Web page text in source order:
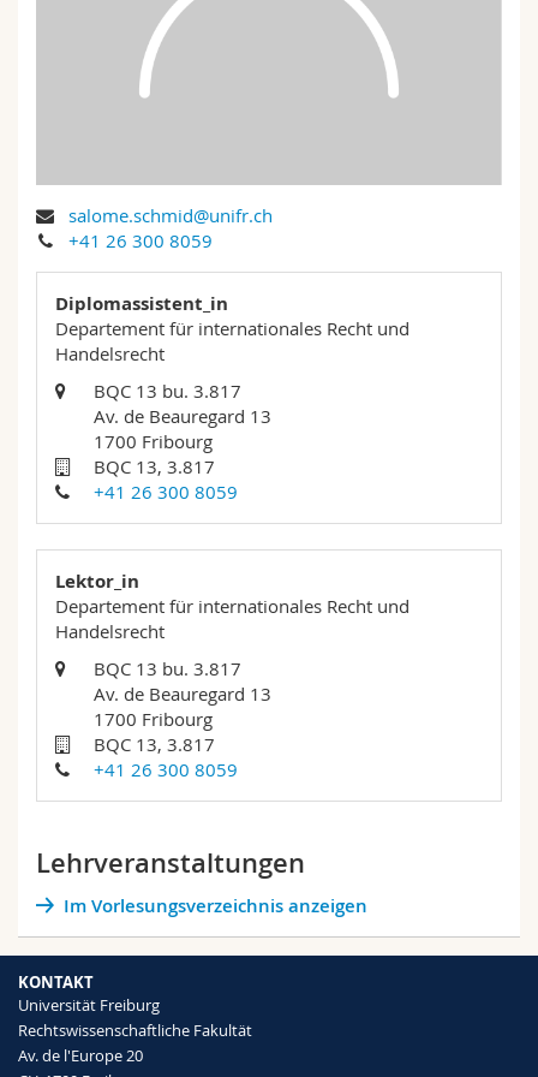
Math.-Nat. und Med. Fak.
Interfakultär
Mitarbeitende
Doktorierende
Vorlesungsverzeichnis
salome.schmid@unifr.ch
+41 26 300 8059
Diplomassistent_in
Departement für internationales Recht und
Handelsrecht
BQC 13 bu. 3.817
Av. de Beauregard 13
1700 Fribourg
BQC 13, 3.817
+41 26 300 8059
Lektor_in
Departement für internationales Recht und
Handelsrecht
BQC 13 bu. 3.817
Av. de Beauregard 13
1700 Fribourg
BQC 13, 3.817
+41 26 300 8059
Lehrveranstaltungen
Im Vorlesungsverzeichnis anzeigen
KONTAKT
Universität Freiburg
Rechtswissenschaftliche Fakultät
Av. de l'Europe 20